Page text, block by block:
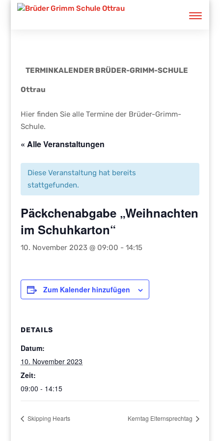
TERMINKALENDER BRÜDER-GRIMM-SCHULE
Ottrau
Hier finden Sie alle Termine der Brüder-Grimm-
Schule.
« Alle Veranstaltungen
Diese Veranstaltung hat bereits
stattgefunden.
Päckchenabgabe „Weihnachten
im Schuhkarton“
10. November 2023 @ 09:00 -14:15
Zum Kalender hinzufügen
DETAILS
Datum:
10. November 2023
Zeit:
09:00 - 14:15
Skipping Hearts Kerntag Elternsprechtag